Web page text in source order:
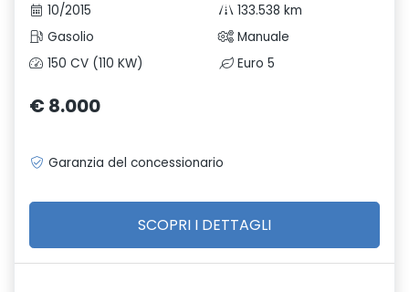
10/2015
133.538 km
Gasolio
Manuale
150 CV (110 KW)
Euro 5
€ 8.000
Garanzia del concessionario
SCOPRI I DETTAGLI